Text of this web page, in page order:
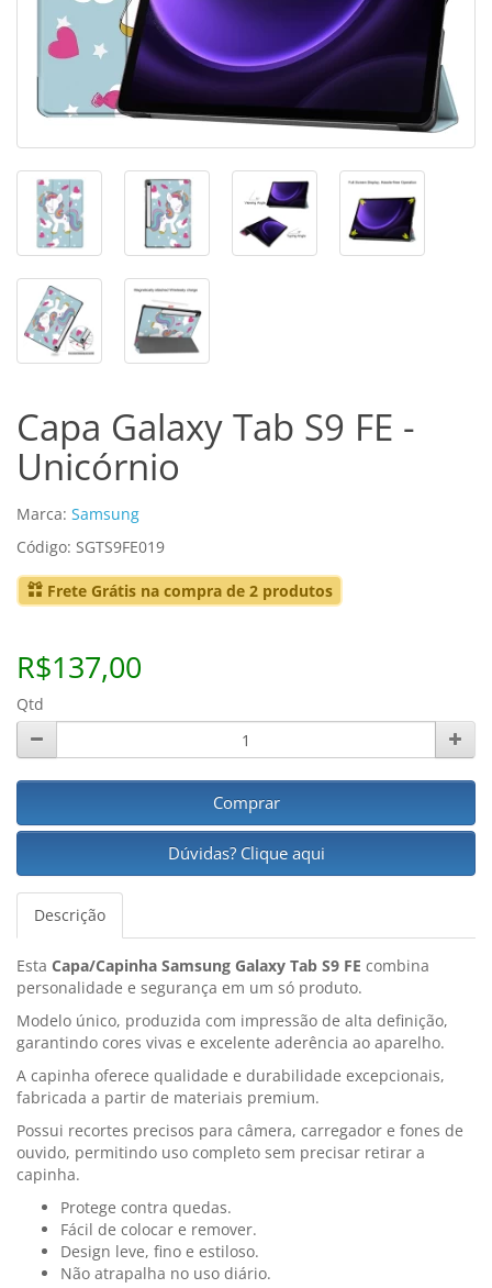
Capa Galaxy Tab S9 FE -
Unicórnio
Marca: Samsung
Código: SGTS9FE019
Frete Grátis na compra de 2 produtos
R$137,00
Qtd
Comprar
Dúvidas? Clique aqui
Descrição
Esta Capa/Capinha Samsung Galaxy Tab S9 FE combina
personalidade e segurança em um só produto.
Modelo único, produzida com impressão de alta definição,
garantindo cores vivas e excelente aderência ao aparelho.
A capinha oferece qualidade e durabilidade excepcionais,
fabricada a partir de materiais premium.
Possui recortes precisos para câmera, carregador e fones de
ouvido, permitindo uso completo sem precisar retirar a
capinha.
Protege contra quedas.
Fácil de colocar e remover.
Design leve, fino e estiloso.
Não atrapalha no uso diário.